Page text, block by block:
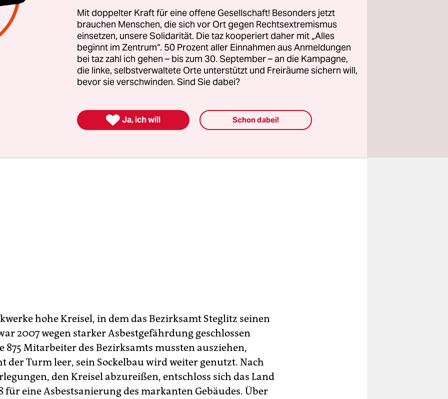
beabsichtigen.
Sprecherin des Liegenschaftsfonds, bestätigte die
dem Käufer werde nun vertraglich „vier
gegeben, die Wirtschaftlichkeit seines Vorhabens
Danach sollen weitere Gespräche stattfinden, so Dähne zur
bisher ohne Erfolg.
hohe Kreisel, in dem das Bezirksamt Steglitz seinen
2007 wegen starker Asbestgefährdung geschlossen
875 Mitarbeiter des Bezirksamts mussten ausziehen,
der Turm leer, sein Sockelbau wird weiter genutzt. Nach
den Kreisel abzureißen, entschloss sich das Land
für eine Asbestsanierung des markanten Gebäudes. Über
Mit doppelter Kraft für eine offene Gesellschaft! Besonders jetzt
brauchen Menschen, die sich vor Ort gegen Rechtsextremismus
einsetzen, unsere Solidarität. Die taz kooperiert daher mit „Alles
beginnt im Zentrum“. 50 Prozent aller Einnahmen aus Anmeldungen
bei taz zahl ich gehen – bis zum 30. September – an die Kampagne,
die linke, selbstverwaltete Orte unterstützt und Freiräume sichern will,
bevor sie verschwinden. Sind Sie dabei?
 Ja, ich will Schon dabei!